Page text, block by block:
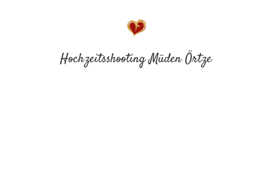
Hochzeitsshooting Müden Örtze